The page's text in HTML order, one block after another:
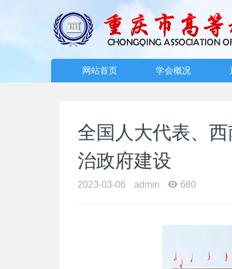
网站首页 学会概况
全国人大代表、
治政府建设
2023-03-06 admin 680